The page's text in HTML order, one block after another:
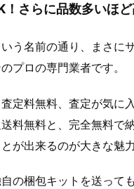
！さらに品数多いほ
う名前の通り、まさに
プロの専門業者です。
定料無料、査定が気に
料無料と、完全無料で
が出来るのが大きな魅力
の梱包キットを送って